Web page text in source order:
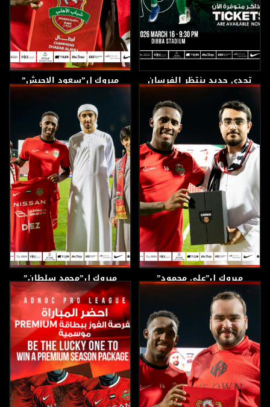
تحدي جديد ينتظر الفرسان
في دوري أدنوك للمحترفين
مبروك ل”سعود الاحبش”
12 مارس، 2026
مبروك ل”علي محمود” مبروك ل”محمد سلطان”
12 مارس، 2026